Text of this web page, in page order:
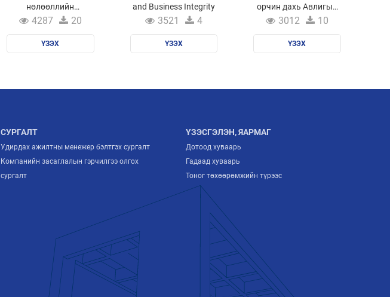
нөлөөллийн
судалгаануудын
4287 20
ҮЗЭХ
and Business Integrity
3521 4
ҮЗЭХ
орчин дахь Авлигын
нөхцөл байдлын
3012 10
ҮЗЭХ
СУРГАЛТ
Удирдах ажилтны менежер бэлтгэх сургалт
Компанийн засаглалын гэрчилгээ олгох
сургалт
ҮЗЭСГЭЛЭН, ЯАРМАГ
Дотоод хуваарь
Гадаад хуваарь
Тоног төхөөрөмжийн түрээс